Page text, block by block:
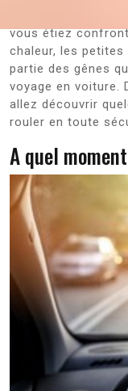
vous étiez
chaleur, les
partie des gênes
voyage en voiture.
allez découvrir
rouler en toute
A quel